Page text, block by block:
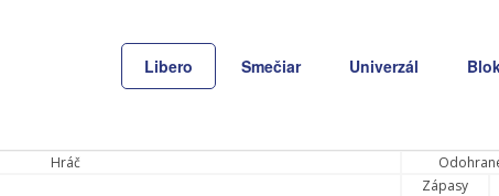
Libero Smečiar Univerzál
Hráč
Zápasy